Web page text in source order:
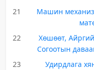
21
Машин
22
Хөшөөт,
Согоотын
23
Удирдлага